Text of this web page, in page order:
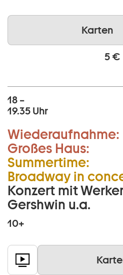
Karten
5 €
18 –
19.35 Uhr
Wiederaufnahme:
Großes Haus:
Summertime:
Broadway in
Konzert mit
Gershwin u.a.
10+